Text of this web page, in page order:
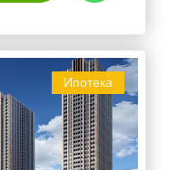
Ипотека